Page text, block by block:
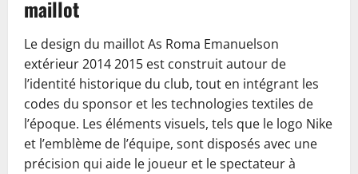
maillot
Le design du maillot As Roma Emanuelson
extérieur 2014 2015 est construit autour de
l’identité historique du club, tout en intégrant les
codes du sponsor et les technologies textiles de
l’époque. Les éléments visuels, tels que le logo Nike
et l’emblème de l’équipe, sont disposés avec une
précision qui aide le joueur et le spectateur à